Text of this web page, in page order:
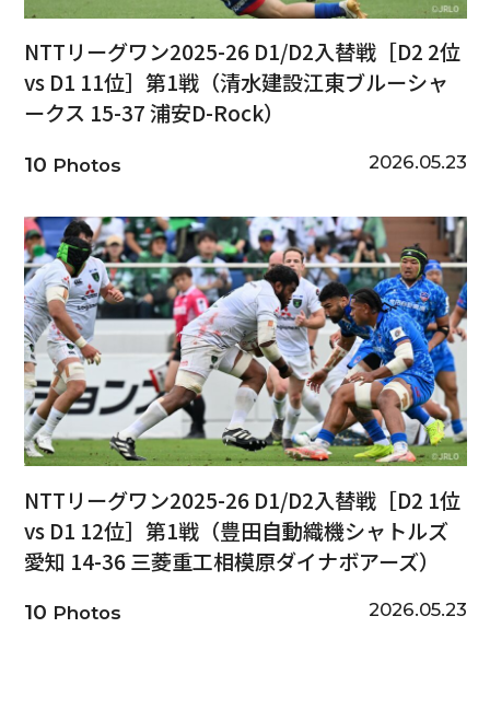
NTTリーグワン2025-26 D1/D2入替戦［D2 2位
vs D1 11位］第1戦（清水建設江東ブルーシャ
ークス 15-37 浦安D-Rock）
10 Photos 2026.05.23
NTTリーグワン2025-26 D1/D2入替戦［D2 1位
vs D1 12位］第1戦（豊田自動織機シャトルズ
愛知 14-36 三菱重工相模原ダイナボアーズ）
10 Photos 2026.05.23